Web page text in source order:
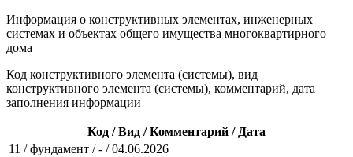
Информация о конструктивных элементах, инженерных
системах и объектах общего имущества многоквартирного
дома
Код конструктивного элемента (системы), вид
конструктивного элемента (системы), комментарий, дата
заполнения информации
Код / Вид / Комментарий / Дата
11 / фундамент / - / 04.06.2026